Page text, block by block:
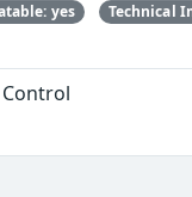
yes Technical